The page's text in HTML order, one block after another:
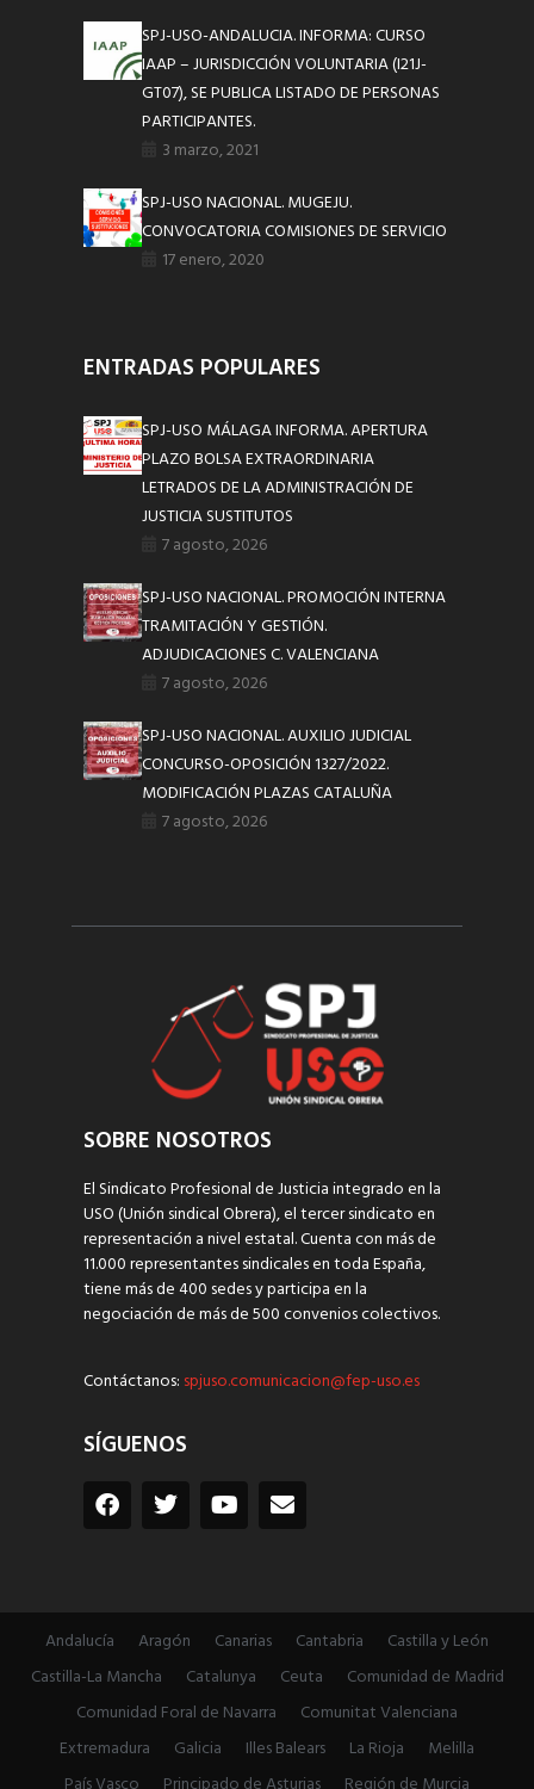
SPJ-USO-ANDALUCIA. INFORMA: CURSO
IAAP – JURISDICCIÓN VOLUNTARIA (I21J-
GT07), SE PUBLICA LISTADO DE PERSONAS
PARTICIPANTES.
3 marzo, 2021
SPJ-USO NACIONAL. MUGEJU.
CONVOCATORIA COMISIONES DE SERVICIO
17 enero, 2020
ENTRADAS POPULARES
SPJ-USO MÁLAGA INFORMA. APERTURA
PLAZO BOLSA EXTRAORDINARIA
LETRADOS DE LA ADMINISTRACIÓN DE
JUSTICIA SUSTITUTOS
7 agosto, 2026
SPJ-USO NACIONAL. PROMOCIÓN INTERNA
TRAMITACIÓN Y GESTIÓN.
ADJUDICACIONES C. VALENCIANA
7 agosto, 2026
SPJ-USO NACIONAL. AUXILIO JUDICIAL
CONCURSO-OPOSICIÓN 1327/2022.
MODIFICACIÓN PLAZAS CATALUÑA
7 agosto, 2026
SOBRE NOSOTROS
El Sindicato Profesional de Justicia integrado en la
USO (Unión sindical Obrera), el tercer sindicato en
representación a nivel estatal. Cuenta con más de
11.000 representantes sindicales en toda España,
tiene más de 400 sedes y participa en la
negociación de más de 500 convenios colectivos.
Contáctanos: spjuso.comunicacion@fep-uso.es
SÍGUENOS
Andalucía Aragón Canarias Cantabria
Castilla y León
Castilla-La Mancha
Catalunya Ceuta
Comunidad de Madrid
Comunidad Foral de Navarra
Comunitat Valenciana
Extremadura
Galicia Illes Balears La Rioja
Melilla